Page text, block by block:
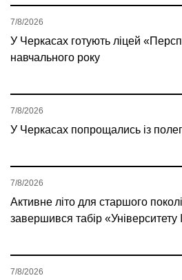
У Черкасах готують ліцей
навчального року
7/8/2026
У Черкасах попрощались із
7/8/2026
Активне літо для старшого
завершився табір «Університету
7/8/2026
7/8/2026